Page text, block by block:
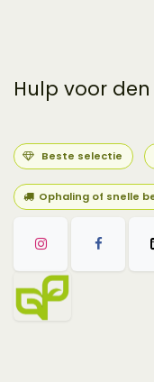
Hulp voor
Beste selectie
Ophaling of snelle